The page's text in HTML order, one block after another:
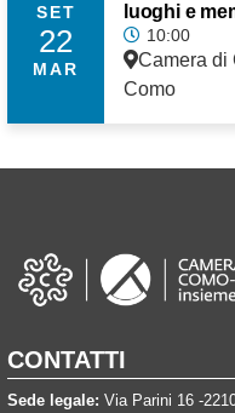
SET
22
MAR
luoghi e
10:00
Camera di
Como
CONTATTI
Sede legale: Via Parini 16 -